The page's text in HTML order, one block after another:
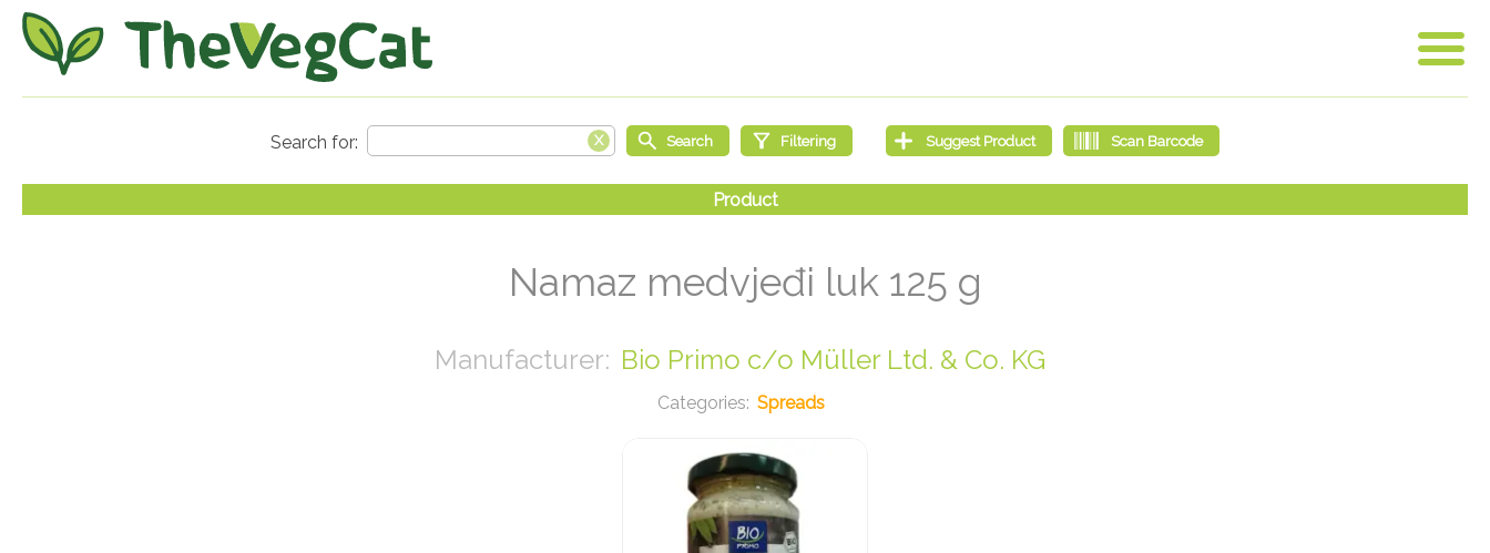
Namaz medvjeđi luk 125 g
Bio Primo c/o Müller Ltd. & Co. KG
Spreads